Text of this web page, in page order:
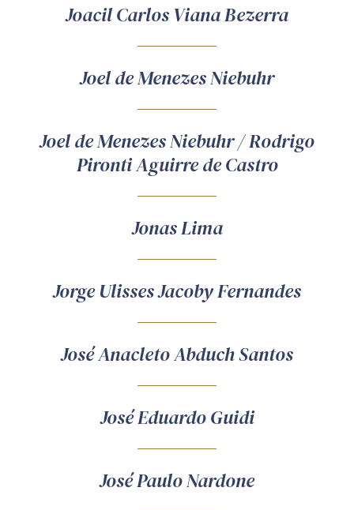
Joacil Carlos Viana Bezerra
Joel de Menezes Niebuhr
Joel de Menezes Niebuhr / Rodrigo
Pironti Aguirre de Castro
Jonas Lima
Jorge Ulisses Jacoby Fernandes
José Anacleto Abduch Santos
José Eduardo Guidi
José Paulo Nardone